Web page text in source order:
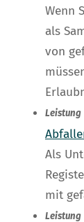
Wenn
als
von
Leistung
Als
mit
Leistung